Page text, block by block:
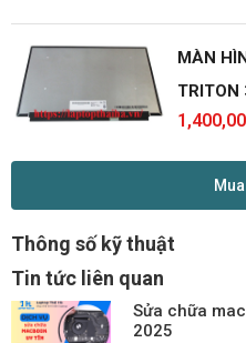
MÀN
TRITON
Thông số kỹ thuật
Tin tức liên quan
Sửa chữa
2025